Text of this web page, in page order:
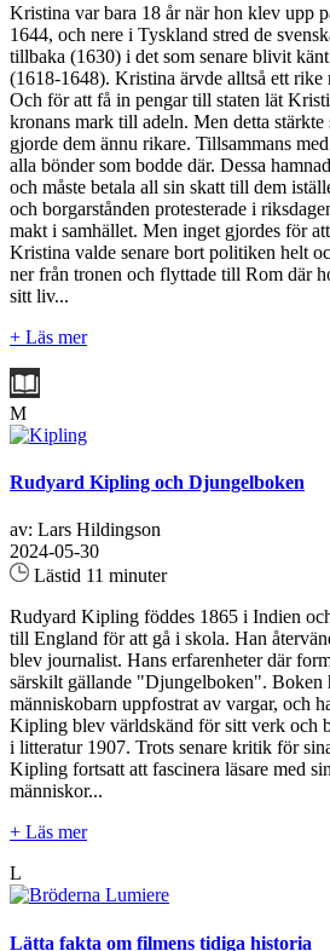
Kristina var bara 18 år när hon klev upp
1644, och nere i Tyskland stred de
tillbaka (1630) i det som senare blivit
(1618-1648). Kristina ärvde alltså ett rike
Och för att få in pengar till staten lät
kronans mark till adeln. Men detta
gjorde dem ännu rikare. Tillsammans
alla bönder som bodde där. Dessa
och måste betala all sin skatt till dem
och borgarstånden protesterade i
makt i samhället. Men inget gjordes för
Kristina valde senare bort politiken helt
ner från tronen och flyttade till Rom där
sitt liv...
+ Läs mer
M
Rudyard Kipling och Djungelboken
av: Lars Hildingson
2024-05-30
Lästid 11 minuter
Rudyard Kipling föddes 1865 i Indien
till England för att gå i skola. Han
blev journalist. Hans erfarenheter där
särskilt gällande "Djungelboken".
människobarn uppfostrat av vargar, och
Kipling blev världskänd för sitt verk och
i litteratur 1907. Trots senare kritik för
Kipling fortsatt att fascinera läsare med
människor...
+ Läs mer
L
Lätta fakta om filmens tidiga historia